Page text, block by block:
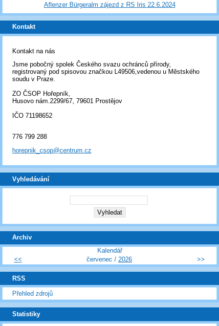
Aflenzer Bürgeralm zájezd z RS Iris 22.6.2024
Kontakt
Kontakt na nás
Jsme pobočný spolek Českého svazu ochránců přírody,
registrovaný pod spisovou značkou L49506,vedenou u Městského
soudu v Praze.
ZO ČSOP Hořepník,
Husovo nám.2299/67, 79601 Prostějov
IČO 71198652
776 799 288
horepnik_csop@centrum.cz
Vyhledávání
Archiv
Kalendář
<<
červenec / 2026 >>
RSS
Přehled zdrojů
Statistiky